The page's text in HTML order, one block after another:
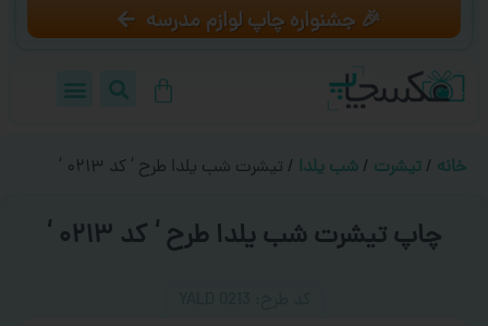
🎉 جشنواره چاپ لوازم مدرسه
خانه / تیشرت / شب یلدا / تیشرت شب یلدا طرح ‘ کد ۰۲۱۳ ‘
چاپ تیشرت شب یلدا طرح ‘ کد ۰۲۱۳ ‘